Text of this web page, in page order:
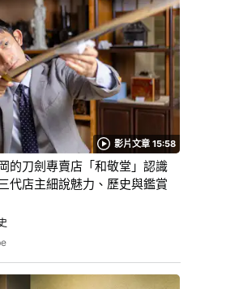
影片文章 15:58
的刀劍專賣店「和敬堂」認識
代店主細說魅力、歷史與鑑賞